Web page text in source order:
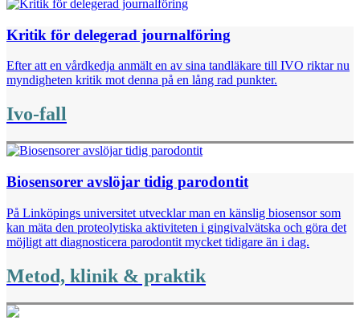
Kritik för delegerad journalföring
Efter att en vårdkedja anmält en av sina tandläkare till IVO riktar nu
myndigheten kritik mot denna på en lång rad punkter.
Ivo-fall
Biosensorer avslöjar tidig parodontit
På Linköpings universitet utvecklar man en känslig biosensor som
kan mäta den proteolytiska aktiviteten i gingivalvätska och göra det
möjligt att diagnosticera parodontit mycket tidigare än i dag.
Metod, klinik & praktik